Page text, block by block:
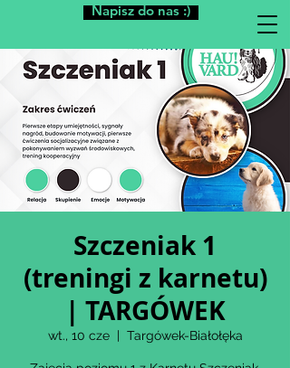
Napisz do nas :)
Szczeniak 1
(treningi z karnetu)
| TARGÓWEK
wt., 10 cze
  |
Targówek-Białołęka